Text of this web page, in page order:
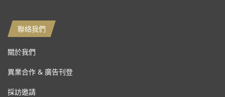
聯絡我們
關於我們
異業合作 & 廣告刊登
採訪邀請